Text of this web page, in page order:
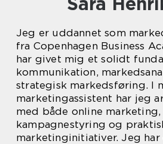
Jeg er uddannet som
fra Copenhagen Business
har givet mig et solidt
kommunikation,
strategisk markedsføring. I
marketingassistent har jeg
med både online marketing,
kampagnestyring og
marketinginitiativer. Jeg